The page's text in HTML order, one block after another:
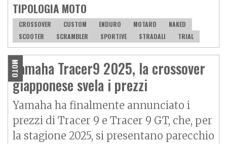
TIPOLOGIA MOTO
CROSSOVER CUSTOM ENDURO MOTARD
NAKED
SCOOTER
SCRAMBLER SPORTIVE STRADALI TRIAL
MOTO
Yamaha Tracer9 2025, la crossover
giapponese svela i prezzi
Yamaha ha finalmente annunciato i
prezzi di Tracer 9 e Tracer 9 GT, che, per
la stagione 2025, si presentano parecchio